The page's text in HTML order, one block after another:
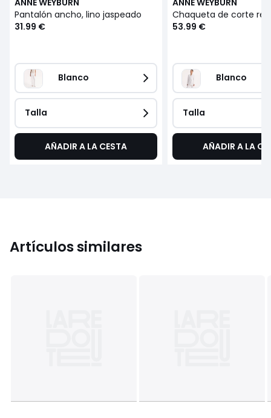
Pantalón ancho, lino jaspeado
31.99 €
Blanco
Talla
AÑADIR A LA CESTA
53.99 €
Blanco
Talla
AÑADIR A LA
Artículos similares